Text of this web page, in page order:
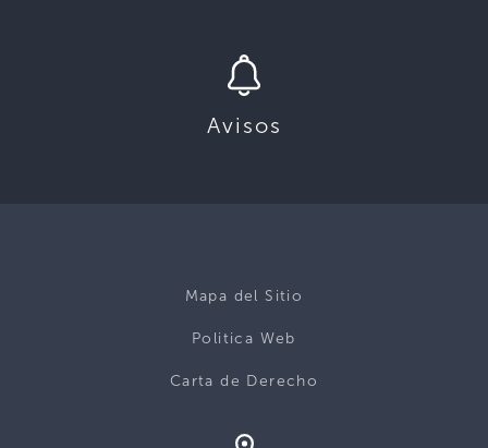
Avisos
Mapa del Sitio
Politica Web
Carta de Derecho